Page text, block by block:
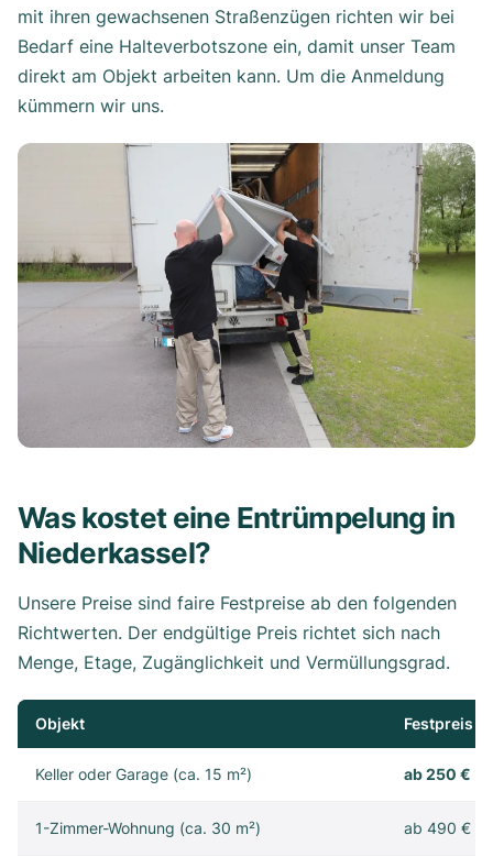
mit ihren gewachsenen Straßenzügen richten wir bei
Bedarf eine Halteverbotszone ein, damit unser Team
direkt am Objekt arbeiten kann. Um die Anmeldung
kümmern wir uns.
Was kostet eine Entrümpelung in
Niederkassel?
Unsere Preise sind faire Festpreise ab den folgenden
Richtwerten. Der endgültige Preis richtet sich nach
Menge, Etage, Zugänglichkeit und Vermüllungsgrad.
Objekt Festpreis
Keller oder Garage (ca. 15 m²) ab 250 €
1-Zimmer-Wohnung (ca. 30 m²) ab 490 €